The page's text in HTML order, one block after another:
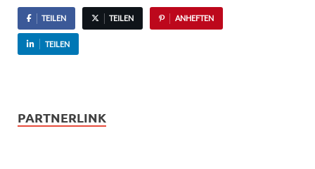
TEILEN TEILEN ANHEFTEN
TEILEN
PARTNERLINK